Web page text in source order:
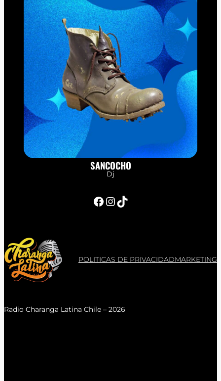
SANCOCHO
Dj
Facebook InstagramTikTok
POLITICAS DE PRIVACIDADMARKETING
Radio Charanga Latina Chile – 2026